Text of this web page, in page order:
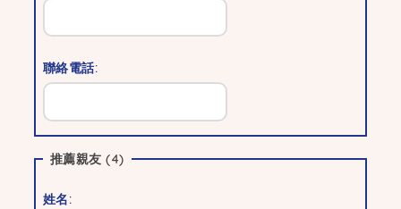
聯絡電話:
推薦親友 (4)
姓名: